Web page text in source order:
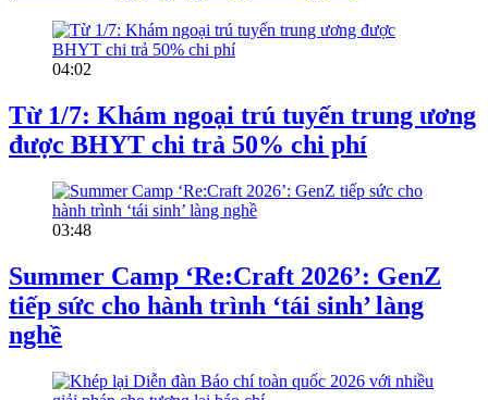
04:02
Từ 1/7: Khám ngoại trú tuyến trung ương
được BHYT chi trả 50% chi phí
03:48
Summer Camp ‘Re:Craft 2026’: GenZ
tiếp sức cho hành trình ‘tái sinh’ làng
nghề